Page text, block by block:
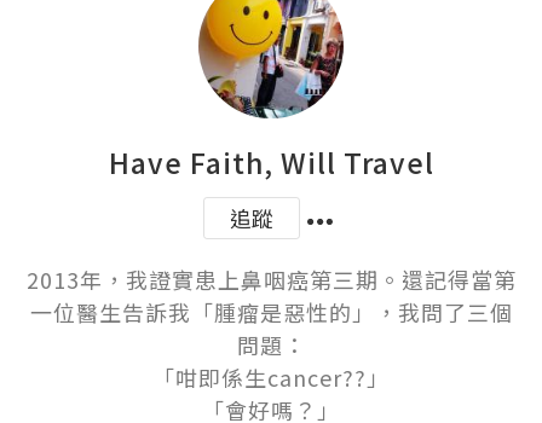
Have Faith, Will Travel
追蹤
2013年，我證實患上鼻咽癌第三期。還記得當第
一位醫生告訴我「腫瘤是惡性的」，我問了三個
問題：
「咁即係生cancer??」
「會好嗎？」